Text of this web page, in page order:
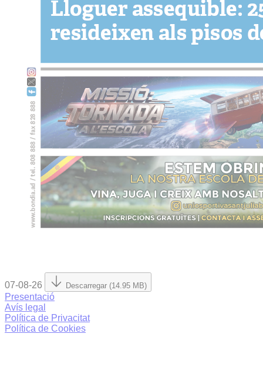
07-08-26 Descarregar (14.95 MB)
Presentació
Avís legal
Política de Privacitat
Política de Cookies